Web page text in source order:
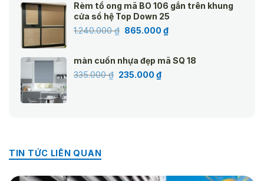
945.000 ₫.là:
660.000 ₫.
Rèm tổ ong mã BO 106 gắn trên khung
cửa sổ hệ Top Down 25
1.240.000₫ Giá
1.240.000 ₫.
865.000₫Giá
là:
màn cuốn nhựa đẹp mã SQ 18
335.000₫ Giá
235.000₫Giá
TIN TỨC LIÊN QUAN